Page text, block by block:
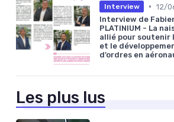
Interview • 12/
Interview de
PLATINIUM - La
allié pour
et le
d’ordres en
Les plus lus